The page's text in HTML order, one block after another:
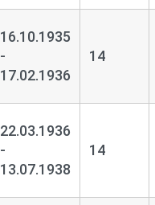
16.10.1935
-
17.02.1936
14
22.03.1936
-
13.07.1938
14